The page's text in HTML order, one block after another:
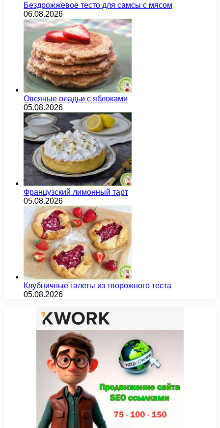
Бездрожжевое тесто для самсы с мясом
06.08.2026
Овсяные оладьи с яблоками
05.08.2026
Французский лимонный тарт
05.08.2026
Клубничные галеты из творожного теста
05.08.2026